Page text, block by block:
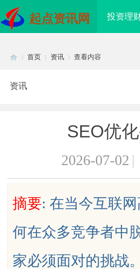
起点资讯网 投资理
首页 资讯 查看内容
资讯
SEO优
2026-07-02 |
摘要: 在当今互联
何在众多竞争者中
家必须面对的挑战
代平台